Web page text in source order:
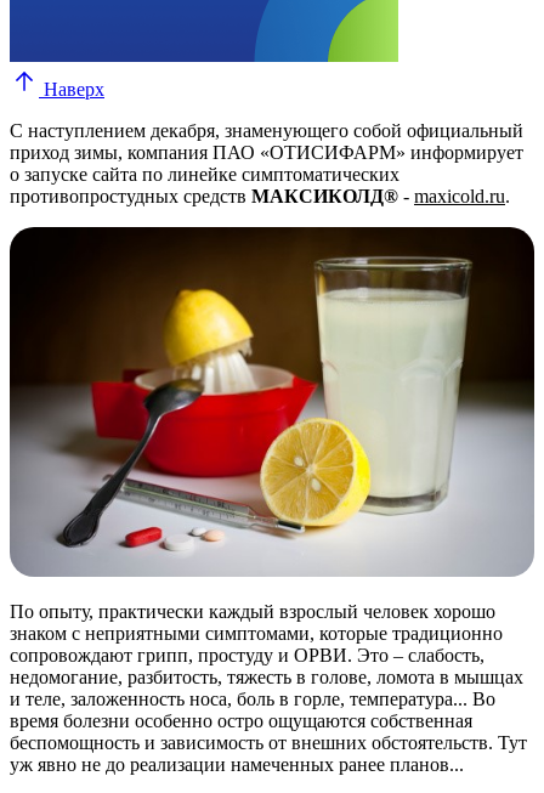
Наверх
С наступлением декабря, знаменующего собой официальный
приход зимы, компания ПАО «ОТИСИФАРМ» информирует
о запуске сайта по линейке симптоматических
противопростудных средств МАКСИКОЛД® - maxicold.ru.
По опыту, практически каждый взрослый человек хорошо
знаком с неприятными симптомами, которые традиционно
сопровождают грипп, простуду и ОРВИ. Это – слабость,
недомогание, разбитость, тяжесть в голове, ломота в мышцах
и теле, заложенность носа, боль в горле, температура... Во
время болезни особенно остро ощущаются собственная
беспомощность и зависимость от внешних обстоятельств. Тут
уж явно не до реализации намеченных ранее планов...